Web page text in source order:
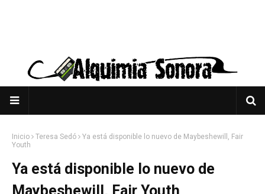
Inicio Teresa Sedó
Ya está disponible lo nuevo de Maybeshewill, Fair
Youth
Ya está disponible lo nuevo de